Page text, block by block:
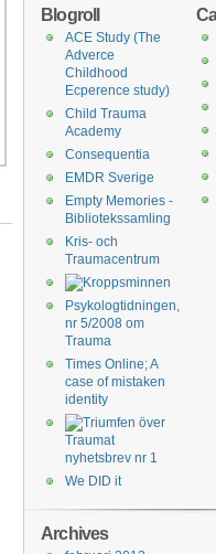
Blogroll
ACE Study (The
Adverce
Childhood
Ecperence study)
Child Trauma
Academy
Consequentia
EMDR Sverige
Empty Memories -
Bibliotekssamling
Kris- och
Traumacentrum
Psykologtidningen,
nr 5/2008 om
Trauma
Times Online; A
case of mistaken
identity
We DID it
Archives